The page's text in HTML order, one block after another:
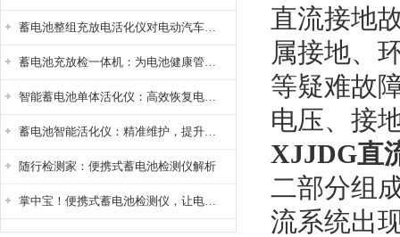
蓄电池整组充放电活化仪对电动汽车电池有帮助吗？
蓄电池充放检一体机：为电池健康管理提供一站式解决方案
智能蓄电池单体活化仪：高效恢复电池性能，延长蓄电池使用寿命
蓄电池智能活化仪：精准维护，提升电池健康状态
随行检测家：便携式蓄电池检测仪解析
掌中宝！便携式蓄电池检测仪，让电池检测变得简单又快捷！
直流接地
属接地、
等疑难故
电压、接
XJJDG直
二部分组
流系统出